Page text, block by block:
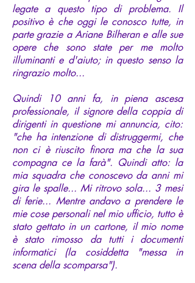
legate a questo tipo di problema. Il
positivo è che oggi le conosco tutte, in
parte grazie a Ariane Bilheran e alle sue
opere che sono state per me molto
illuminanti e d'aiuto; in questo senso la
ringrazio molto...
Quindi 10 anni fa, in piena ascesa
professionale, il signore della coppia di
dirigenti in questione mi annuncia, cito:
"che ha intenzione di distruggermi, che
non ci è riuscito finora ma che la sua
compagna ce la farà". Quindi atto: la
mia squadra che conoscevo da anni mi
gira le spalle... Mi ritrovo sola... 3 mesi
di ferie... Mentre andavo a prendere le
mie cose personali nel mio ufficio, tutto è
stato gettato in un cartone, il mio nome
è stato rimosso da tutti i documenti
informatici (la cosiddetta "messa in
scena della scomparsa").